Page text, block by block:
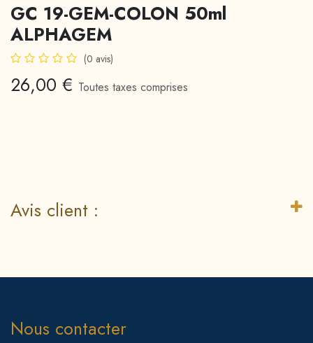
GC 19-GEM-COLON 50ml
ALPHAGEM
(0 avis)
26,00 € Toutes taxes comprises
Avis client :
Nous contacter